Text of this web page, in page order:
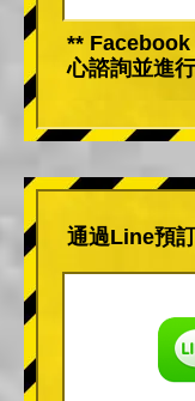
** Facebook
心諮詢並進
通過Line預